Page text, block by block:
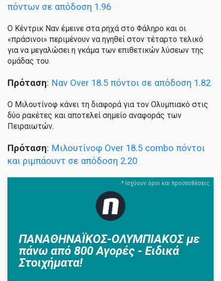
πόντων σε απόδοση 1.96
Ο Κέντρικ Ναν έμεινε στα ρηχά στο Φάληρο και οι
«πράσινοι» περιμένουν να ηγηθεί στον τέταρτο τελικό
για να μεγαλώσει η γκάμα των επιθετικών λύσεων της
ομάδας του.
Πρόταση: Ναν Over 18.5 πόντοι σε απόδοση 1.82
Ο Μιλουτίνοφ κάνει τη διαφορά για τον Ολυμπιακό στις
δύο ρακέτες και αποτελεί σημείο αναφοράς των
Πειραιωτών.
Πρόταση: Μιλουτίνοφ Over 18.5 combo πόντοι
και ριμπάουντ σε απόδοση 2.20
ΠΑΝΑΘΗΝΑΪΚΟΣ-ΟΛΥΜΠΙΑΚΟΣ με
πάνω από 800 Αγορές - Ειδικά
Στοιχήματα!